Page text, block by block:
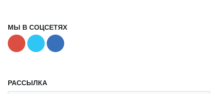
МЫ В СОЦСЕТЯХ
РАССЫЛКА